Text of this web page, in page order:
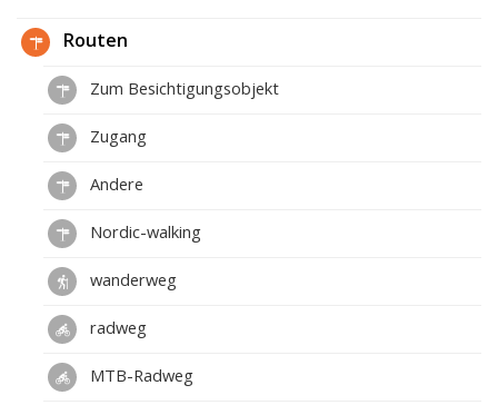
Routen
Zum Besichtigungsobjekt
Zugang
Andere
Nordic-walking
wanderweg
radweg
MTB-Radweg